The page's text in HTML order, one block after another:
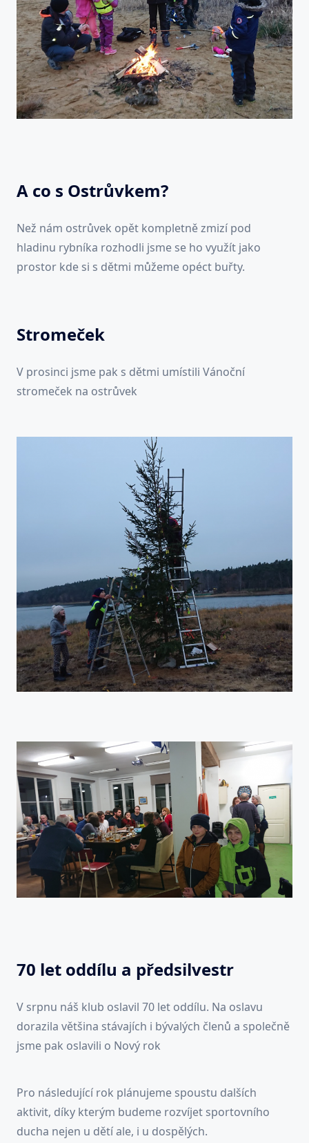
A co s Ostrůvkem?
Než nám ostrůvek opět kompletně zmizí pod
hladinu rybníka rozhodli jsme se ho využít jako
prostor kde si s dětmi můžeme opéct buřty.
Stromeček
V prosinci jsme pak s dětmi umístili Vánoční
stromeček na ostrůvek
70 let oddílu a předsilvestr
V srpnu náš klub oslavil 70 let oddílu. Na oslavu
dorazila většina stávajích i bývalých členů a společně
jsme pak oslavili o Nový rok
Pro následující rok plánujeme spoustu dalších
aktivit, díky kterým budeme rozvíjet sportovního
ducha nejen u dětí ale, i u dospělých.